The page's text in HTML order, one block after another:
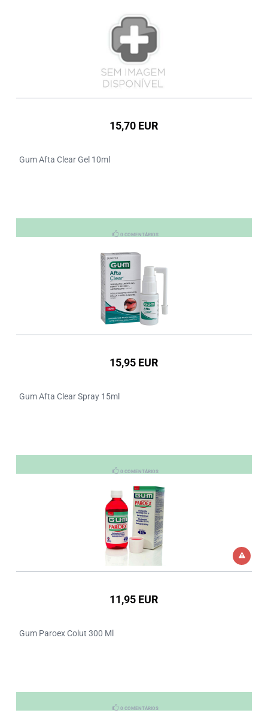
15,70 EUR
Gum Afta Clear Gel 10ml
0 COMENTÁRIOS
15,95 EUR
Gum Afta Clear Spray 15ml
0 COMENTÁRIOS
11,95 EUR
Gum Paroex Colut 300 Ml
0 COMENTÁRIOS